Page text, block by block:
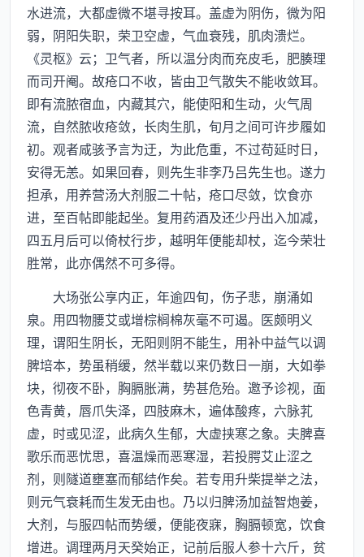
水进流，大都虚微不堪寻按耳。盖虚为阴伤，微为阳
弱，阴阳失职，荣卫空虚，气血衰残，肌肉溃烂。
《灵枢》云；卫气者，所以温分肉而充皮毛，肥腠理
而司开阉。故疮口不收，皆由卫气散失不能收敛耳。
即有流脓宿血，内藏其穴，能使阳和生动，火气周
流，自然脓收疮敛，长肉生肌，旬月之间可许步履如
初。观者咸骇予言为迂，为此危重，不过苟延时日，
安得无恙。如果回春，则先生非李乃吕先生也。遂力
担承，用养营汤大剂服二十帖，疮口尽敛，饮食亦
进，至百帖即能起坐。复用药酒及还少丹出入加减，
四五月后可以倚杖行步，越明年便能却杖，迄今荣壮
胜常，此亦偶然不可多得。
大场张公享内正，年逾四旬，伤子悲，崩涌如
泉。用四物腰艾或增棕榈棉灰毫不可遏。医颇明义
理，谓阳生阴长，无阳则阴不能生，用补中益气以调
脾培本，势虽稍缓，然半载以来仍数日一崩，大如拳
块，彻夜不卧，胸膈胀满，势甚危殆。邀予诊视，面
色青黄，唇爪失泽，四肢麻木，遍体酸疼，六脉芤
虚，时或见涩，此病久生郁，大虚挟寒之象。夫脾喜
歌乐而恶忧思，喜温燥而恶寒湿，若投腭艾止涩之
剂，则隧道壅塞而郁结作矣。若专用升柴提举之法，
则元气衰耗而生发无由也。乃以归脾汤加益智炮姜，
大剂，与服四帖而势缓，便能夜寐，胸膈顿宽，饮食
增进。调理两月天癸始正，记前后服人参十六斤，贫